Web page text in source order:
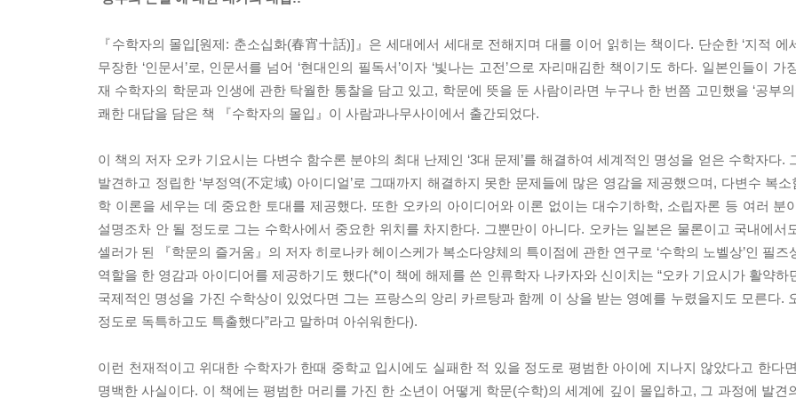
『수학자의 몰입[원제: 춘소십화(春宵十話)]』은 세대에서 세대로 전해지며 대를 이어 읽히는 책이다. 단순한 ‘지적 에
무장한 ‘인문서’로, 인문서를 넘어 ‘현대인의 필독서’이자 ‘빛나는 고전’으로 자리매김한 책이기도 하다. 일본인들이
재 수학자의 학문과 인생에 관한 탁월한 통찰을 담고 있고, 학문에 뜻을 둔 사람이라면 누구나 한 번쯤 고민했을 ‘공부
쾌한 대답을 담은 책 『수학자의 몰입』이 사람과나무사이에서 출간되었다.
이 책의 저자 오카 기요시는 다변수 함수론 분야의 최대 난제인 ‘3대 문제’를 해결하여 세계적인 명성을 얻은 수학자다.
발견하고 정립한 ‘부정역(不定域) 아이디얼’로 그때까지 해결하지 못한 문제들에 많은 영감을 제공했으며, 다변수 복
학 이론을 세우는 데 중요한 토대를 제공했다. 또한 오카의 아이디어와 이론 없이는 대수기하학, 소립자론 등 여러 분
설명조차 안 될 정도로 그는 수학사에서 중요한 위치를 차지한다. 그뿐만이 아니다. 오카는 일본은 물론이고 국내에서
셀러가 된 『학문의 즐거움』의 저자 히로나카 헤이스케가 복소다양체의 특이점에 관한 연구로 ‘수학의 노벨상’인 필
역할을 한 영감과 아이디어를 제공하기도 했다(*이 책에 해제를 쓴 인류학자 나카자와 신이치는 “오카 기요시가 활약하
국제적인 명성을 가진 수학상이 있었다면 그는 프랑스의 앙리 카르탕과 함께 이 상을 받는 영예를 누렸을지도 모른다.
정도로 독특하고도 특출했다”라고 말하며 아쉬워한다).
이런 천재적이고 위대한 수학자가 한때 중학교 입시에도 실패한 적 있을 정도로 평범한 아이에 지나지 않았다고 한다
명백한 사실이다. 이 책에는 평범한 머리를 가진 한 소년이 어떻게 학문(수학)의 세계에 깊이 몰입하고, 그 과정에 발견